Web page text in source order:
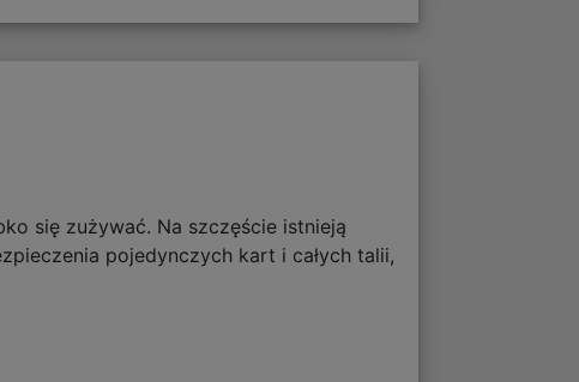
się zużywać. Na szczęście istnieją
pojedynczych kart i całych talii,